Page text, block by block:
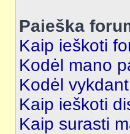
Paieška
Kaip ieškoti
Kodėl mano
Kodėl
Kaip ieškoti
Kaip surasti